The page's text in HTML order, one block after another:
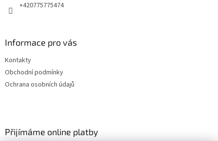
+420775775474
Informace pro vás
Kontakty
Obchodní podmínky
Ochrana osobních údajů
Přijímáme online platby